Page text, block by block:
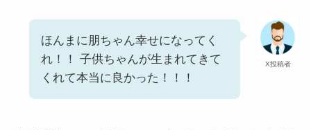
X投稿者
ほんまに朋ちゃん幸せになってく
れ！！ 子供ちゃんが生まれてきて
くれて本当に良かった！！！